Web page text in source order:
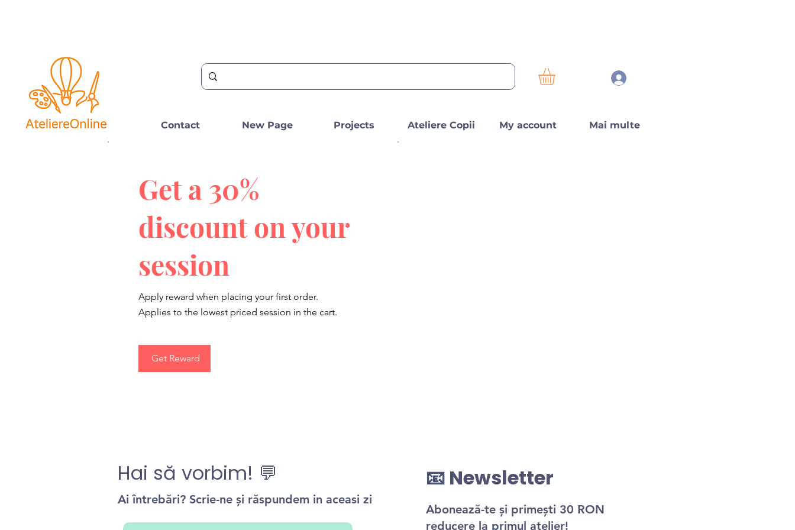
Contact New Page Projects Ateliere Copii My account Mai multe
Get a 30%
discount on your
session
Apply reward when placing your first order.
Get Reward
Applies to the lowest priced session in the cart.
Hai să vorbim! 💬
Ai întrebări? Scrie-ne și răspundem in aceasi zi
📧 Newsletter
Abonează-te și primești 30 RON
reducere la primul atelier!